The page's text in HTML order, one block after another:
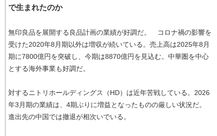
で生まれたのか
無印良品を展開する良品計画の業績が好調だ。 コロナ禍の影響を
受けた2020年8月期以外は増収が続いている。売上高は2025年8月
期に7800億円を突破し、今期は8870億円を見込む。中華圏を中心
とする海外事業も好調だ。
対するニトリホールディングス（HD）は近年苦戦している。2026
年3月期の業績は、4期ぶりに増益となったものの厳しい状況だ。
進出先の中国では撤退が相次いでいる。